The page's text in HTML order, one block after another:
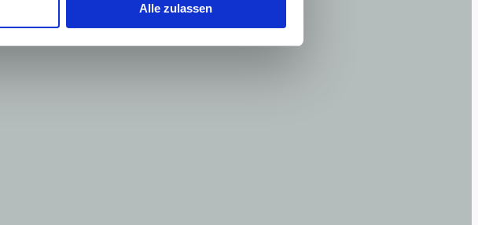
Alle zulassen